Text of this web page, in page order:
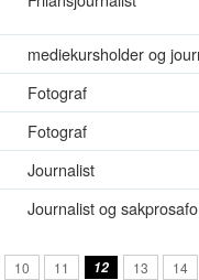
mediekursholder og
Fotograf
Fotograf
Journalist
Journalist og
10 11 12 13
14